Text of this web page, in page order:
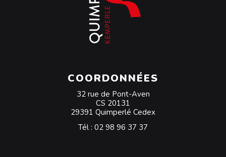
COORDONNÉES
32 rue de Pont-Aven
CS 20131
29391 Quimperlé Cedex
Tél : 02 98 96 37 37